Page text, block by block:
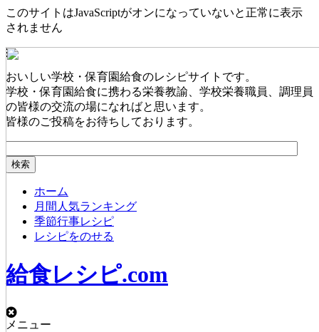
このサイトはJavaScriptがオンになっていないと正常に表示
されません
おいしい学校・保育園給食のレシピサイトです。
学校・保育園給食に携わる栄養教諭、学校栄養職員、調理員
の皆様の交流の場になればと思います。
皆様のご投稿をお待ちしております。
ホーム
月間人気ランキング
季節行事レシピ
レシピをのせる
給食レシピ.com
メニュー